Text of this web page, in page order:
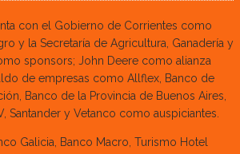
con el Gobierno de Corrientes como
y la Secretaría de Agricultura, Ganadería y
sponsors; John Deere como alianza
de empresas como Allflex, Banco de
Banco de la Provincia de Buenos Aires,
Santander y Vetanco como auspiciantes.
Galicia, Banco Macro, Turismo Hotel